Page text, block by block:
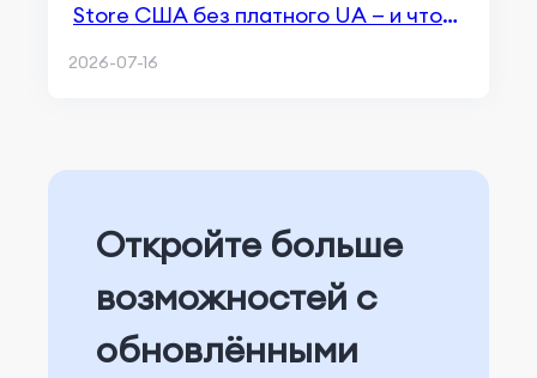
Store США без платного UA — и что
2026-07-16
Откройте больше
возможностей с
обновлёнными